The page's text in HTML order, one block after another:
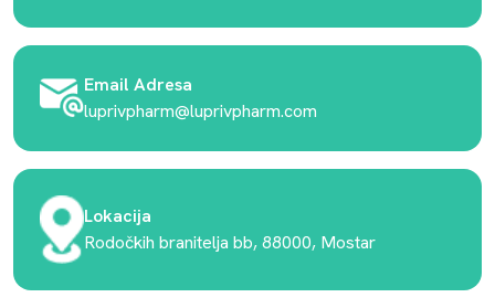
Email Adresa
luprivpharm@luprivpharm.com
Lokacija
Rodočkih branitelja bb, 88000, Mostar